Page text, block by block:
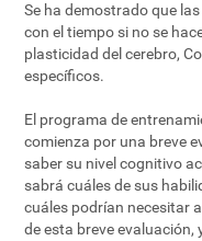
Se ha demostrado que
con el tiempo si no se
plasticidad del cerebro,
específicos.
El programa de
comienza por una breve
saber su nivel cognitivo
sabrá cuáles de sus
cuáles podrían necesitar
de esta breve